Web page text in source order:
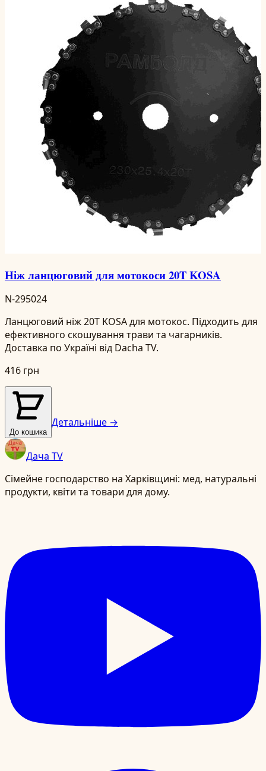
Ніж ланцюговий для мотокоси 20T KOSA
N-295024
Ланцюговий ніж 20T KOSA для мотокос. Підходить для
ефективного скошування трави та чагарників.
Доставка по Україні від Dacha TV.
416 грн
До кошика
Детальніше →
Дача TV
Сімейне господарство на Харківщині: мед, натуральні
продукти, квіти та товари для дому.